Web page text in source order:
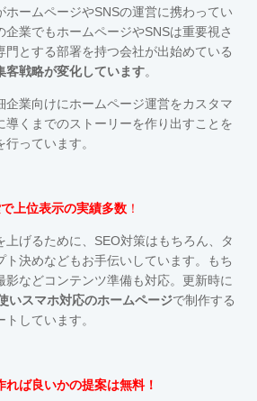
ホームページやSNSの運営に携わってい
企業でもホームページやSNSは重要視さ
門とする部署を持つ会社が出始めている
客戦略が変化しています。
企業向けにホームページ運営をカスタマ
導くまでのストーリーを作り出すことを
っています。
上位表示の実績多数 ！
上げるために、SEO対策はもちろん、タ
ト決めなどもお手伝いしています。もち
影などコンテンツ準備も対応。更新時に
いスマホ対応のホームページで制作する
しています。
ば良いかの提案は無料！